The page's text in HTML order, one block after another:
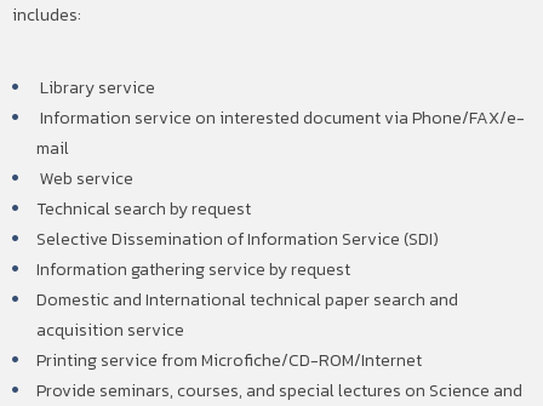
includes:
Library service
Information service on interested document via Phone/FAX/e-
mail
Web service
Technical search by request
Selective Dissemination of Information Service (SDI)
Information gathering service by request
Domestic and International technical paper search and
acquisition service
Printing service from Microfiche/CD-ROM/Internet
Provide seminars, courses, and special lectures on Science and